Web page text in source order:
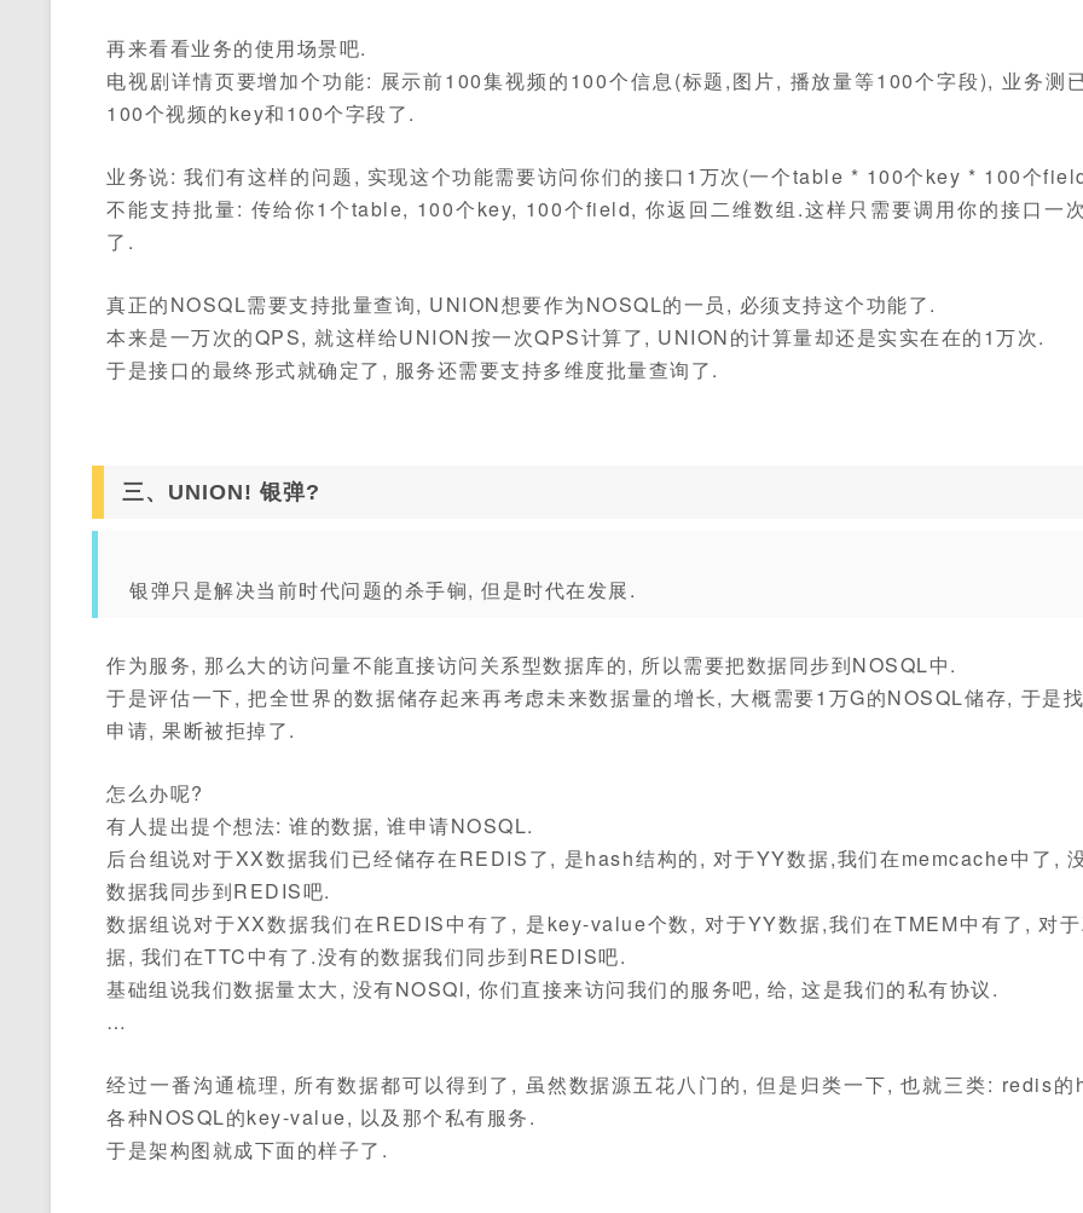
再来看看业务的使用场景吧.
电视剧详情页要增加个功能: 展示前100集视频的100个信息(标题,图片, 播放量等100个字段), 业务测
100个视频的key和100个字段了.
业务说: 我们有这样的问题, 实现这个功能需要访问你们的接口1万次(一个table * 100个key * 100个
不能支持批量: 传给你1个table, 100个key, 100个field, 你返回二维数组.这样只需要调用你的接口一
了.
真正的NOSQL需要支持批量查询, UNION想要作为NOSQL的一员, 必须支持这个功能了.
本来是一万次的QPS, 就这样给UNION按一次QPS计算了, UNION的计算量却还是实实在在的1万次.
于是接口的最终形式就确定了, 服务还需要支持多维度批量查询了.
三、UNION! 银弹?
银弹只是解决当前时代问题的杀手锏, 但是时代在发展.
作为服务, 那么大的访问量不能直接访问关系型数据库的, 所以需要把数据同步到NOSQL中.
于是评估一下, 把全世界的数据储存起来再考虑未来数据量的增长, 大概需要1万G的NOSQL储存, 于是
申请, 果断被拒掉了.
怎么办呢?
有人提出提个想法: 谁的数据, 谁申请NOSQL.
后台组说对于XX数据我们已经储存在REDIS了, 是hash结构的, 对于YY数据,我们在memcache中了,
数据我同步到REDIS吧.
数据组说对于XX数据我们在REDIS中有了, 是key-value个数, 对于YY数据,我们在TMEM中有了, 对
据, 我们在TTC中有了.没有的数据我们同步到REDIS吧.
基础组说我们数据量太大, 没有NOSQl, 你们直接来访问我们的服务吧, 给, 这是我们的私有协议.
…
经过一番沟通梳理, 所有数据都可以得到了, 虽然数据源五花八门的, 但是归类一下, 也就三类: redis
各种NOSQL的key-value, 以及那个私有服务.
于是架构图就成下面的样子了.